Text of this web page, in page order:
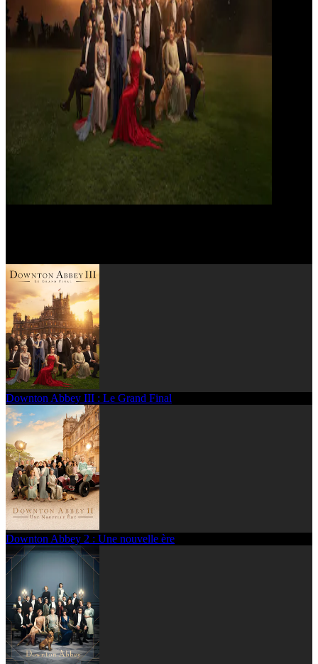
Downton Abbey III : Le Grand Final
Downton Abbey 2 : Une nouvelle ère